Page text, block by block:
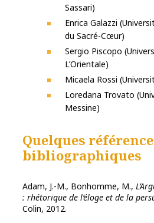
Sassari)
Enrica Galazzi
du Sacré-Cœur)
Sergio Piscopo
L’Orientale)
Micaela Rossi
Loredana Trovato
Messine)
Quelques
bibliographiques
Adam, J.-M., Bonhomme, M.,
: rhétorique de l’éloge et de la
Colin, 2012.